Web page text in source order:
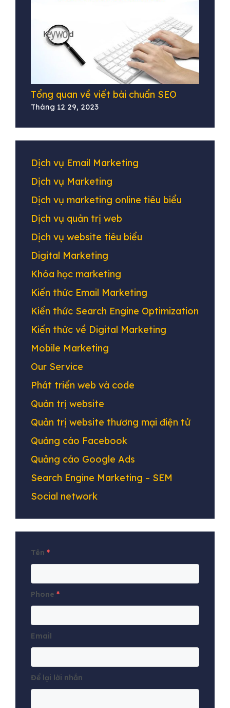
Tổng quan về viết bài chuẩn SEO
Tháng 12 29, 2023
Dịch vụ Email Marketing
Dịch vụ Marketing
Dịch vụ marketing online tiêu biểu
Dịch vụ quản trị web
Dịch vụ website tiêu biểu
Digital Marketing
Khóa học marketing
Kiến thức Email Marketing
Kiến thức Search Engine Optimization
Kiến thức về Digital Marketing
Mobile Marketing
Our Service
Phát triển web và code
Quản trị website
Quản trị website thương mại điện tử
Quảng cáo Facebook
Quảng cáo Google Ads
Search Engine Marketing – SEM
Social network
Tên *
Phone *
Email
Để lại lời nhắn